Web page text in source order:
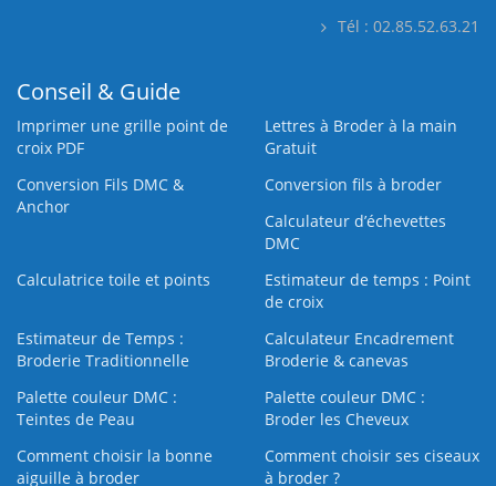
Tél : 02.85.52.63.21
Conseil & Guide
Imprimer une grille point de
croix PDF
Lettres à Broder à la main
Gratuit
Conversion Fils DMC &
Anchor
Conversion fils à broder
Calculateur d’échevettes
DMC
Calculatrice toile et points
Estimateur de temps : Point
de croix
Estimateur de Temps :
Broderie Traditionnelle
Calculateur Encadrement
Broderie & canevas
Palette couleur DMC :
Teintes de Peau
Palette couleur DMC :
Broder les Cheveux
Comment choisir la bonne
aiguille à broder
Comment choisir ses ciseaux
à broder ?